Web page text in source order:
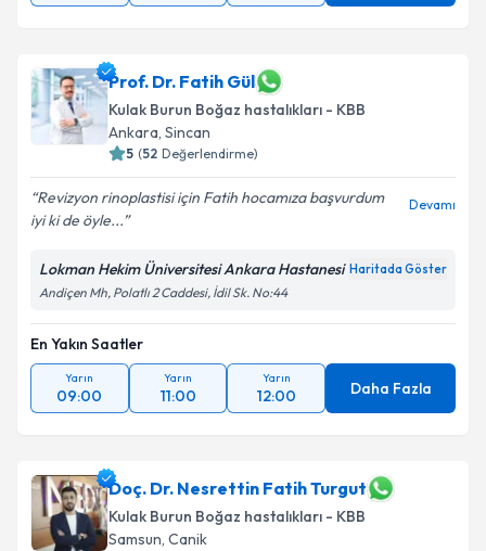
Prof. Dr. Fatih Gül
Kulak Burun Boğaz hastalıkları - KBB
Ankara, Sincan
5 (52 Değerlendirme)
Revizyon rinoplastisi için Fatih hocamıza başvurdum
iyi ki de öyle...
Devamı
Lokman Hekim Üniversitesi Ankara Hastanesi Haritada Göster
Andiçen Mh, Polatlı 2 Caddesi, İdil Sk. No:44
En Yakın Saatler
Yarın
09:00
Yarın
11:00
Yarın
12:00 Daha Fazla
Doç. Dr. Nesrettin Fatih Turgut
Kulak Burun Boğaz hastalıkları - KBB
Samsun, Canik